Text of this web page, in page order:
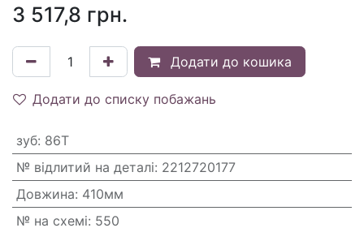
3 517,8 грн.
Додати до кошика
Додати до списку побажань
зуб: 86T
№ відлитий на деталі: 2212720177
Довжина: 410мм
№ на схемі: 550